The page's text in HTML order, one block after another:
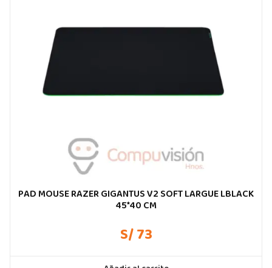
PAD MOUSE RAZER GIGANTUS V2 SOFT LARGUE LBLACK
45*40 CM
S/ 73